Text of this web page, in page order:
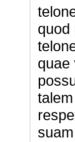
quod
quae